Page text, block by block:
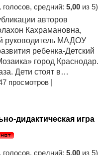
голосов, средний: 5,00 из 5)
авторов
Кахрамановна,
руководитель МАДОУ
ребенка-Детский
город Краснодар.
Дети стоят в…
просмотров
дидактическая игра
голосов, средний: 5,00 из 5)